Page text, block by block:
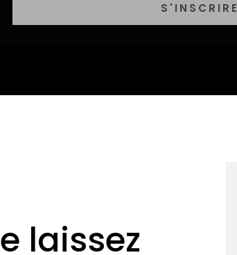
S'INSCRIRE
laissez